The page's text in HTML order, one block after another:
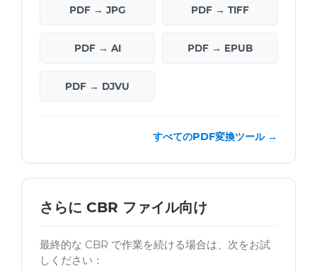
PDF → JPG PDF → TIFF
PDF → AI PDF → EPUB
PDF → DJVU
すべてのPDF変換ツール →
さらに CBR ファイル向け
最終的な CBR で作業を続ける場合は、次をお試
しください：